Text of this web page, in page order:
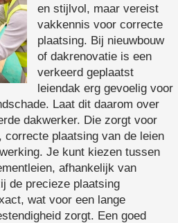
en stijlvol, maar vereist
vakkennis voor correcte
plaatsing. Bij nieuwbouw
of dakrenovatie is een
verkeerd geplaatst
leiendak erg gevoelig voor
Laat dit daarom over
dakwerker. Die zorgt voor
correcte plaatsing van de leien
Je kunt kiezen tussen
afhankelijk van
de precieze plaatsing
wat voor een lange
zorgt. Een goed